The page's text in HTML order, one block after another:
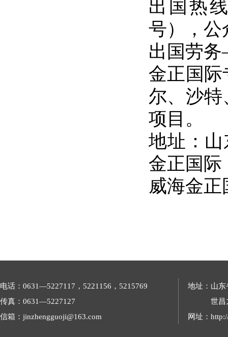
出国热
号），公
出国劳
金正国际
尔、沙
项目。
地址：
金正国际
威海金
电话：0631—5227117，5221156，5215769
传真：0631—5227127
信箱：jinzhengguoji@163.com
地址：山
世昌
网址：